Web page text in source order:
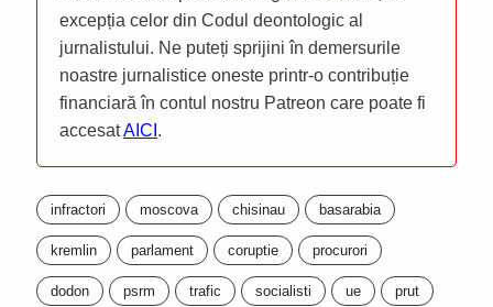
excepția celor din Codul deontologic al
jurnalistului. Ne puteți sprijini în demersurile
noastre jurnalistice oneste printr-o contribuție
financiară în contul nostru Patreon care poate fi
accesatAICI .
infractori moscova chisinau basarabia
kremlin parlament coruptie procurori
dodon psrm trafic socialisti ue prut